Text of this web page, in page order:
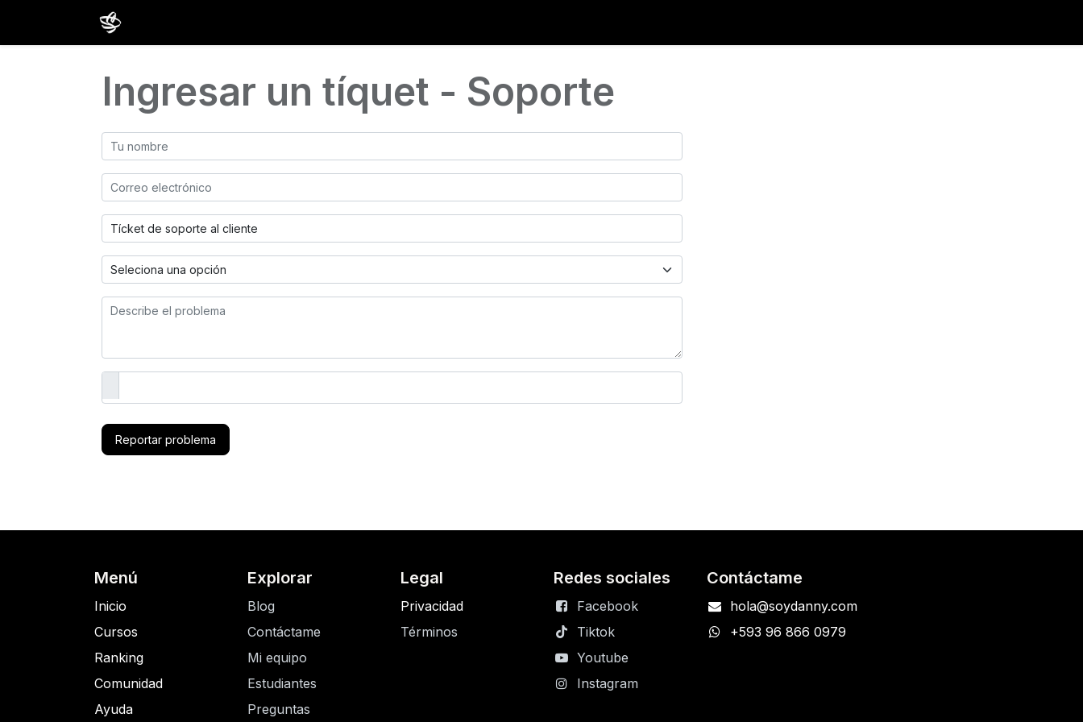
Ingresar un tíquet - Soporte
Reportar problema
Menú
Inicio
Cursos
Ranking
Comunidad
Ayuda
Explorar
Blog
Contáctame
Mi equipo
Estudiantes
Preguntas
Legal
Privacidad
Términos
Redes sociales
Facebook
Tiktok
Youtube
Instagram
Contáctame
hola@soydanny.com
+593 96 866 0979